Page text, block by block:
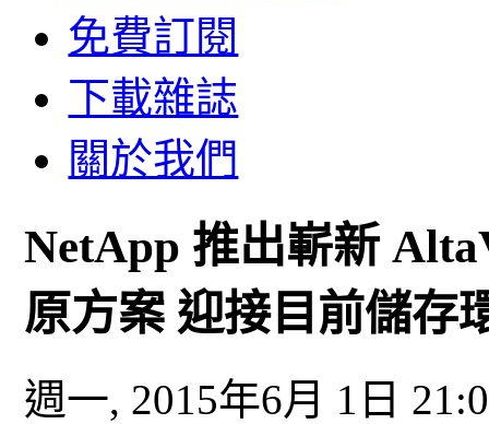
免費訂閱
下載雜誌
關於我們
NetApp 推出嶄新
原方案 迎接目前儲存
週一, 2015年6月 1日